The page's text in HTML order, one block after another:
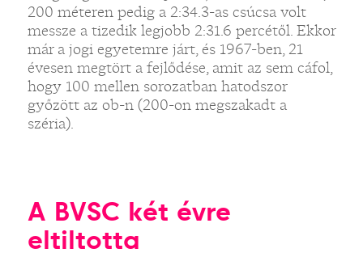
200 méteren pedig a 2:34.3-as csúcsa volt
messze a tizedik legjobb 2:31.6 percétől. Ekkor
már a jogi egyetemre járt, és 1967-ben, 21
évesen megtört a fejlődése, amit az sem cáfol,
hogy 100 mellen sorozatban hatodszor
győzött az ob-n (200-on megszakadt a
széria).
A BVSC két évre
eltiltotta